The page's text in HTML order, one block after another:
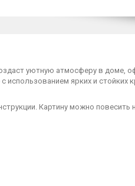
уютную атмосферу в доме,
использованием ярких и стойких
Картину можно повесить